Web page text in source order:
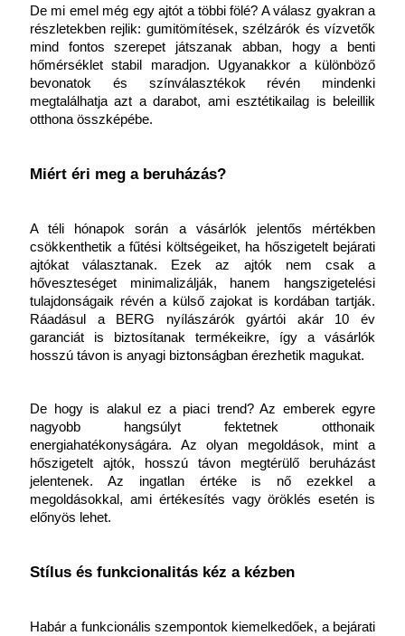
De mi emel még egy ajtót a többi fölé? A válasz gyakran a
részletekben rejlik: gumitömítések, szélzárók és vízvetők
mind fontos szerepet játszanak abban, hogy a benti
hőmérséklet stabil maradjon. Ugyanakkor a különböző
bevonatok és színválasztékok révén mindenki
megtalálhatja azt a darabot, ami esztétikailag is beleillik
otthona összképébe.
Miért éri meg a beruházás?
A téli hónapok során a vásárlók jelentős mértékben
csökkenthetik a fűtési költségeiket, ha hőszigetelt bejárati
ajtókat választanak. Ezek az ajtók nem csak a
hőveszteséget minimalizálják, hanem hangszigetelési
tulajdonságaik révén a külső zajokat is kordában tartják.
Ráadásul a BERG nyílászárók gyártói akár 10 év
garanciát is biztosítanak termékeikre, így a vásárlók
hosszú távon is anyagi biztonságban érezhetik magukat.
De hogy is alakul ez a piaci trend? Az emberek egyre
nagyobb hangsúlyt fektetnek otthonaik
energiahatékonyságára. Az olyan megoldások, mint a
hőszigetelt ajtók, hosszú távon megtérülő beruházást
jelentenek. Az ingatlan értéke is nő ezekkel a
megoldásokkal, ami értékesítés vagy öröklés esetén is
előnyös lehet.
Stílus és funkcionalitás kéz a kézben
Habár a funkcionális szempontok kiemelkedőek, a bejárati